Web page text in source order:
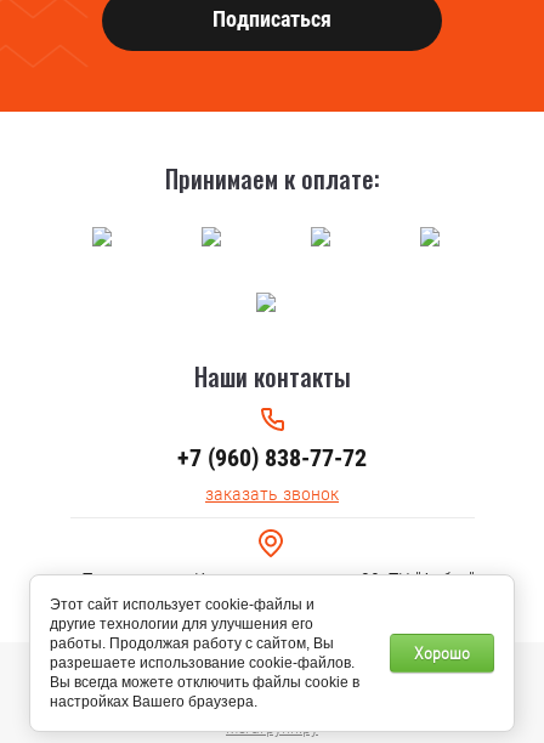
Подписаться
Принимаем к оплате:
Наши контакты
+7 (960) 838-77-72
заказать звонок
г.Тольятти, ул. Коммунальная, дом 30, ТЦ "Арбуз"
© 2020 AURA ТЕПЛА
Мегагрупп.ру
Этот сайт использует cookie-файлы и
другие технологии для улучшения его
работы. Продолжая работу с сайтом, Вы
разрешаете использование cookie-файлов.
Вы всегда можете отключить файлы cookie в
настройках Вашего браузера.
Хорошо